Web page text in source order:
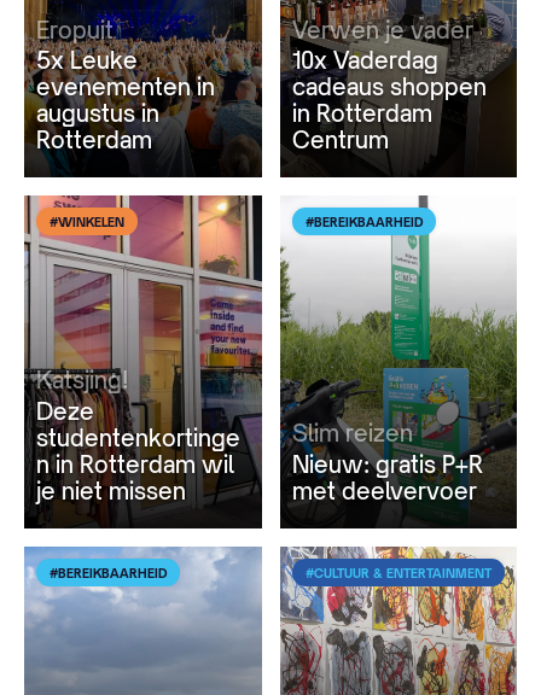
Eropuit
5x Leuke
evenementen in
augustus in
Rotterdam
Verwen je vader
10x Vaderdag
cadeaus shoppen
in Rotterdam
Centrum
#WINKELEN
Katsjing!
Deze
studentenkortinge
n in Rotterdam wil
je niet missen
#BEREIKBAARHEID
Slim reizen
Nieuw: gratis P+R
met deelvervoer
#BEREIKBAARHEID #CULTUUR & ENTERTAINMENT